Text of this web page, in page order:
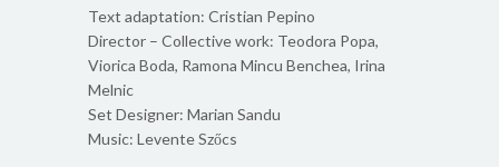
Text adaptation: Cristian Pepino
Director – Collective work: Teodora Popa,
Viorica Boda, Ramona Mincu Benchea, Irina
Melnic
Set Designer: Marian Sandu
Music: Levente Szőcs